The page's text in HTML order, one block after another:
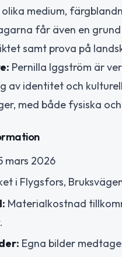
medium,
får även en
samt prova på
Pernilla Iggström är
av identitet och
med både fysiska
mars 2026
i Flygsfors,
Materialkostnad
Egna bilder